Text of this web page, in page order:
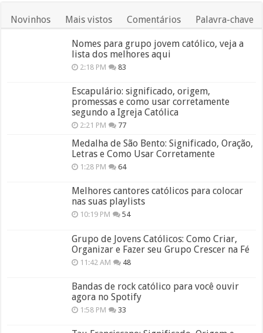
Novinhos Mais vistos Comentários Palavra-chave
Nomes para grupo jovem católico, veja a
lista dos melhores aqui
2:18 PM 83
Escapulário: significado, origem,
promessas e como usar corretamente
segundo a Igreja Católica
2:21 PM 77
Medalha de São Bento: Significado, Oração,
Letras e Como Usar Corretamente
1:28 PM 64
Melhores cantores católicos para colocar
nas suas playlists
10:19 PM 54
Grupo de Jovens Católicos: Como Criar,
Organizar e Fazer seu Grupo Crescer na Fé
11:42 AM 48
Bandas de rock católico para você ouvir
agora no Spotify
1:58 PM 33